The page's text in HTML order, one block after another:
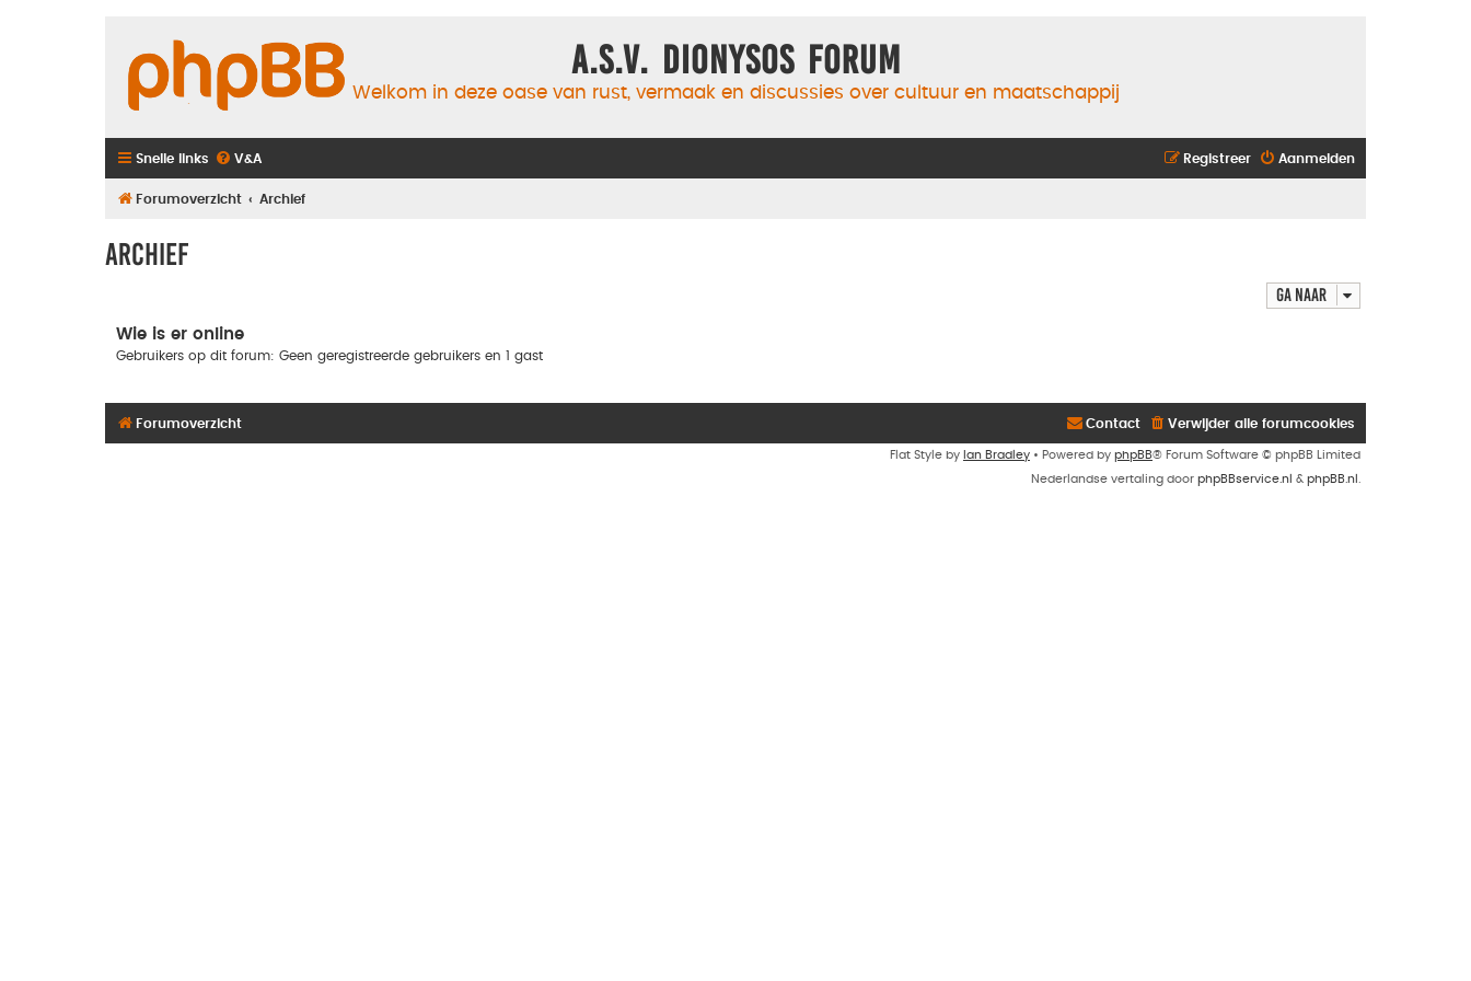
A.S.V. Dionysos Forum
Welkom in deze oase van rust, vermaak en discussies over cultuur en maatschappij
Snelle links V&A Aanmelden
Registreer
Forumoverzicht Archief
Archief
Ga naar
Wie is er online
Gebruikers op dit forum: Geen geregistreerde gebruikers en 1 gast
Forumoverzicht Verwijder alle forumcookies
Contact
Flat Style by Ian Bradley • Powered by phpBB® Forum Software © phpBB Limited
Nederlandse vertaling door phpBBservice.nl & phpBB.nl